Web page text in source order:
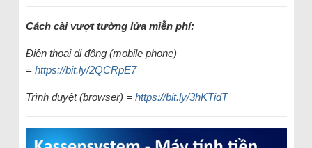
Cách cài vượt tường lửa miễn phí:
Điện thoại di động (mobile phone)
= https://bit.ly/2QCRpE7
Trình duyệt (browser) = https://bit.ly/3hKTidT